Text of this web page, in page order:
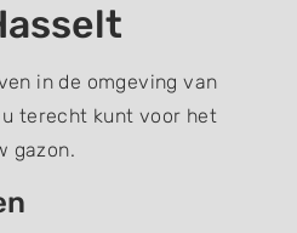
in de omgeving van
terecht kunt voor het
gazon.